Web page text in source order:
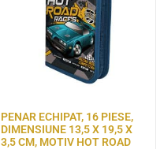
PENAR ECHIPAT, 16 PIESE,
DIMENSIUNE 13,5 X 19,5 X
3,5 CM, MOTIV HOT ROAD